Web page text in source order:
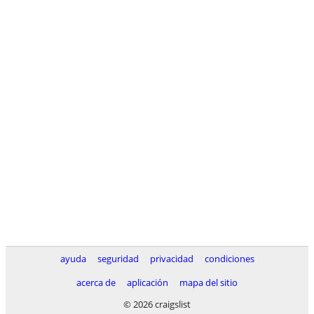
ayuda seguridad privacidad
condiciones
acerca de
aplicación
mapa del sitio
© 2026 craigslist